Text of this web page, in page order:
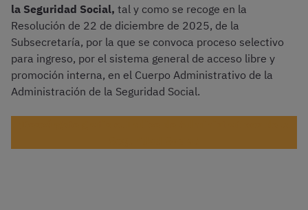
la Seguridad Social, tal y como se recoge en la
Resolución de 22 de diciembre de 2025, de la
Subsecretaría, por la que se convoca proceso selectivo
para ingreso, por el sistema general de acceso libre y
promoción interna, en el Cuerpo Administrativo de la
Administración de la Seguridad Social.